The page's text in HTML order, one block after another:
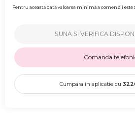
Pentru această dată valoarea minimă a comenzii este
SUNA SI VERIFICA
Comanda
Cumpara in aplicatie cu